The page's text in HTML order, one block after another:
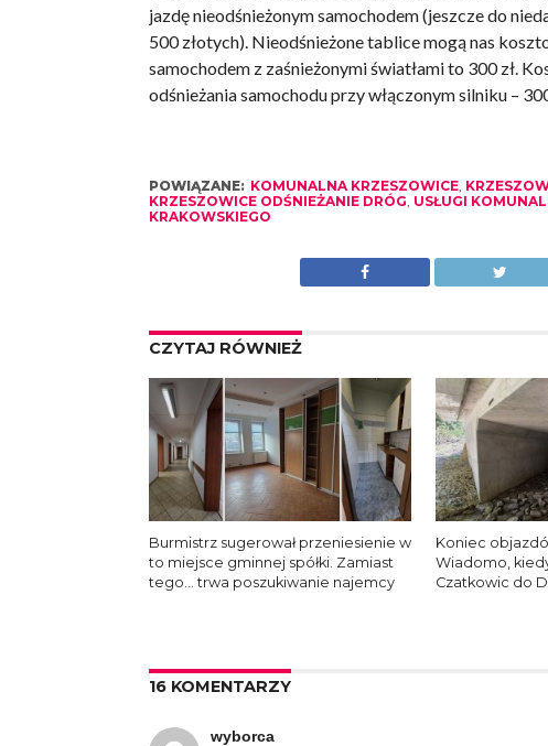
jazdę nieodśnieżonym samochodem (jeszcze do
500 złotych). Nieodśnieżone tablice mogą nas
samochodem z zaśnieżonymi światłami to 300 zł.
odśnieżania samochodu przy włączonym silniku –
POWIĄZANE: KOMUNALNA KRZESZOWICE,
KRZESZOWICE ODŚNIEŻANIE DRÓG USŁUGI
KRAKOWSKIEGO
CZYTAJ RÓWNIEŻ
Burmistrz sugerował przeniesienie w
to miejsce gminnej spółki. Zamiast
tego… trwa poszukiwanie najemcy
Koniec
Wiadomo,
Czatkowic do
16 KOMENTARZY
wyborca